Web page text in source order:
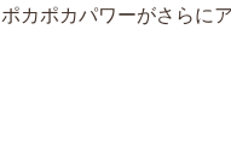
ポカポカパワーがさらに